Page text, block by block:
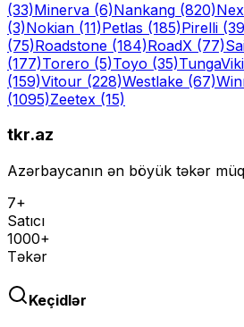
(33)Minerva (6)Nankang (820)
(3)Nokian (11)Petlas (185)Pirelli
(75)Roadstone (184)RoadX (77)
(177)Torero (5)Toyo (35)Tunga
(159)Vitour (228)Westlake (67)
(1095)Zeetex (15)
tkr.az
Azərbaycanın ən böyük təkər
7+
Satıcı
1000+
Təkər
Keçidlər